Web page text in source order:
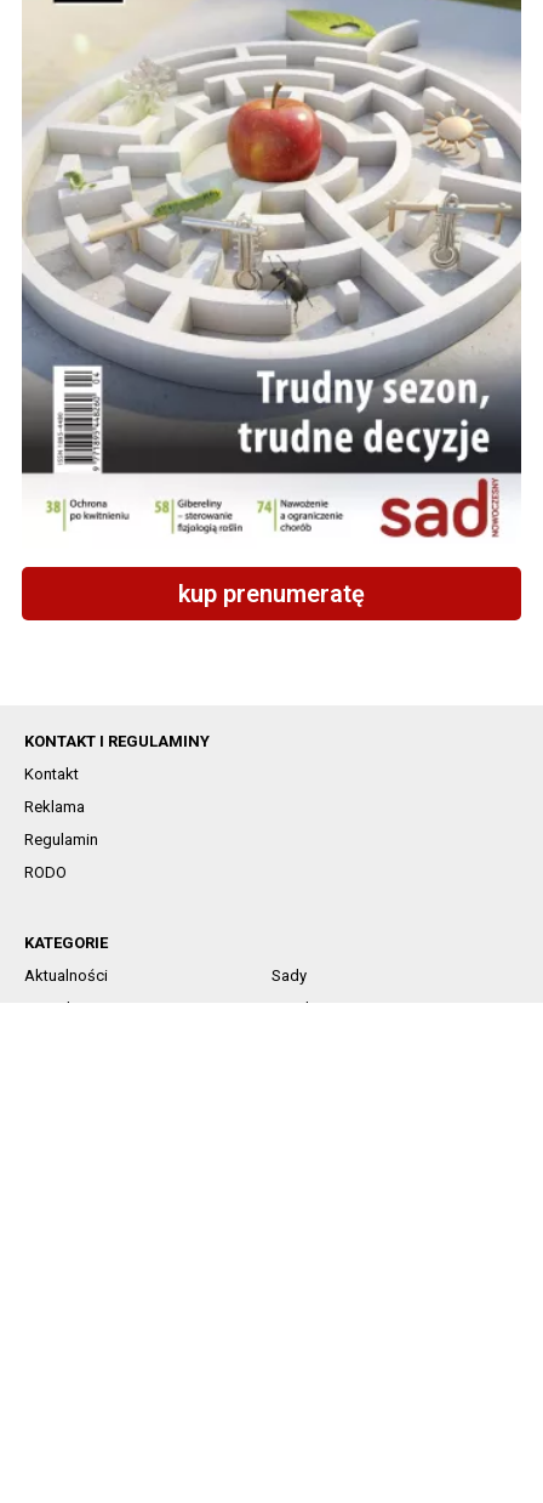
kup prenumeratę
KONTAKT I REGULAMINY
Kontakt
Reklama
Regulamin
RODO
KATEGORIE
Aktualności
Sady
Jagodowe
Rynek